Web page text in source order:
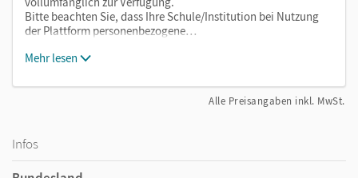
Bitte beachten Sie, dass Ihre Schule/Institution bei Nutzung
der Plattform personenbezogene…
Mehr lesen
Alle Preisangaben inkl. MwSt.
Infos